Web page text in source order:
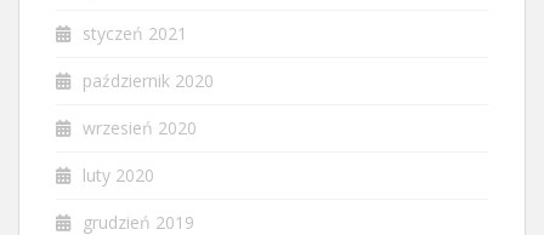
styczeń 2021
październik 2020
wrzesień 2020
luty 2020
grudzień 2019